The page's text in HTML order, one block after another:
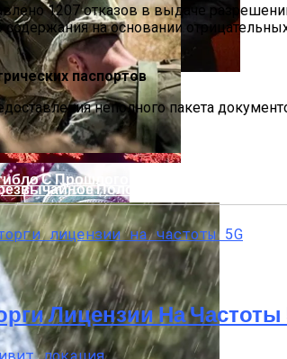
Цзиньпина: Мир Не Обмануть
Положение И Эвакуация
С Прошлого Перемирия
1207 отказов в выдаче
на основании
паспортов
неполного пакета
Лицензии На Частоты